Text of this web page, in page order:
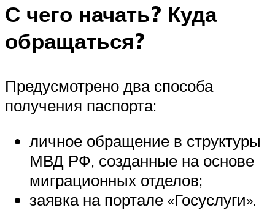
С чего начать? Куда
обращаться?
Предусмотрено два способа
получения паспорта:
личное обращение в структуры
МВД РФ, созданные на основе
миграционных отделов;
заявка на портале «Госуслуги».